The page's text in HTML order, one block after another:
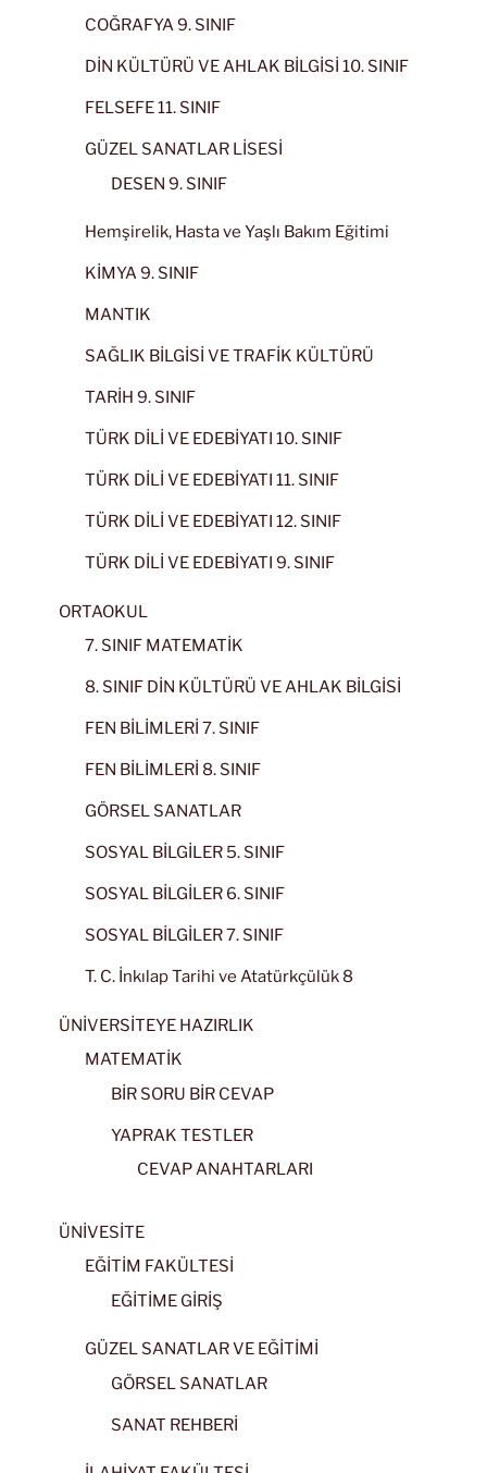
COĞRAFYA 9. SINIF
DİN KÜLTÜRÜ VE AHLAK BİLGİSİ 10. SINIF
FELSEFE 11. SINIF
GÜZEL SANATLAR LİSESİ
DESEN 9. SINIF
Hemşirelik, Hasta ve Yaşlı Bakım Eğitimi
KİMYA 9. SINIF
MANTIK
SAĞLIK BİLGİSİ VE TRAFİK KÜLTÜRÜ
TARİH 9. SINIF
TÜRK DİLİ VE EDEBİYATI 10. SINIF
TÜRK DİLİ VE EDEBİYATI 11. SINIF
TÜRK DİLİ VE EDEBİYATI 12. SINIF
TÜRK DİLİ VE EDEBİYATI 9. SINIF
ORTAOKUL
7. SINIF MATEMATİK
8. SINIF DİN KÜLTÜRÜ VE AHLAK BİLGİSİ
FEN BİLİMLERİ 7. SINIF
FEN BİLİMLERİ 8. SINIF
GÖRSEL SANATLAR
SOSYAL BİLGİLER 5. SINIF
SOSYAL BİLGİLER 6. SINIF
SOSYAL BİLGİLER 7. SINIF
T. C. İnkılap Tarihi ve Atatürkçülük 8
ÜNİVERSİTEYE HAZIRLIK
MATEMATİK
BİR SORU BİR CEVAP
YAPRAK TESTLER
CEVAP ANAHTARLARI
ÜNİVESİTE
EĞİTİM FAKÜLTESİ
EĞİTİME GİRİŞ
GÜZEL SANATLAR VE EĞİTİMİ
GÖRSEL SANATLAR
SANAT REHBERİ